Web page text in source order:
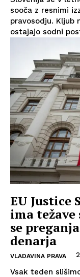
sooča z resnimi
pravosodju. Kljub
ostajajo sodni
EU Justice
ima
se
denarja
VLADAVINA PRAVA
Vsak teden